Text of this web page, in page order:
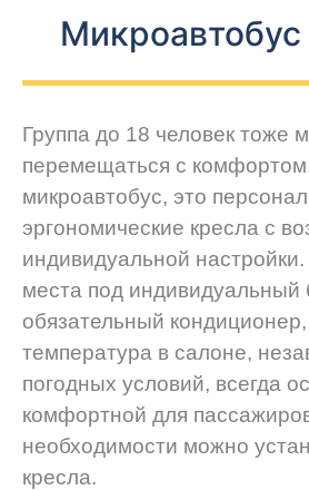
Группа до 18 человек тоже
перемещаться с
микроавтобус, это
эргономические кресла с
индивидуальной
места под индивидуальный
обязательный
температура в салоне,
погодных условий, всегда
комфортной для
необходимости можно
кресла.